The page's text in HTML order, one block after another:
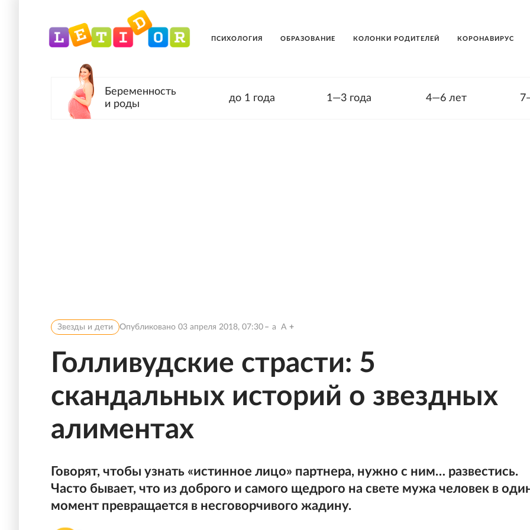
ПСИХОЛОГИЯ ОБРАЗОВАНИЕ КОЛОНКИ РОДИТЕЛЕЙ КОРОНАВИРУС
Беременность
и роды
до 1 года 1—3 года 4—6 лет
Звезды и дети Опубликовано 03 апреля 2018, 07:30 a A
Голливудские страсти: 5
скандальных историй о звездных
алиментах
Говорят, чтобы узнать «истинное лицо» партнера, нужно с ним… развестись.
Часто бывает, что из доброго и самого щедрого на свете мужа человек в
момент превращается в несговорчивого жадину.